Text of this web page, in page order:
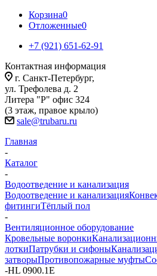
Корзина0
Отложенные0
+7 (921) 651-62-91
Контактная информация
г. Санкт-Петербург,
ул. Трефолева д. 2
Литера "Р" офис 324
(3 этаж, правое крыло)
sale@trubaru.ru
Главная
-
Каталог
-
Водоотведение и канализация
Водоотведение и канализация
фитингиТёплый пол
-
Вентиляционное оборудование
Кровельные воронки
лоткиПатрубки и сифоны
затворыПротивопожарные муфты
-HL 0900.1E